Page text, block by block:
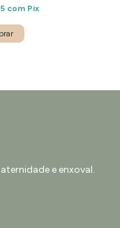
com Pix
e enxoval.